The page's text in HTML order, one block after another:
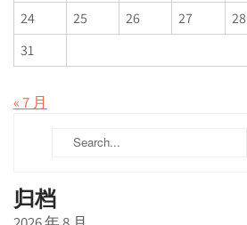
24
25 26 27 28
31
« 7 月
归档